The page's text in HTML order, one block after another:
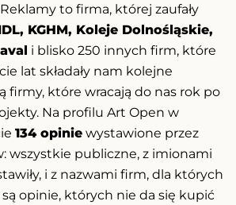
to firma, której zaufały
KGHM, Koleje Dolnośląskie,
i blisko 250 innych firm, które
lat składały nam kolejne
firmy, które wracają do nas rok po
Na profilu Art Open w
134 opinie wystawione przez
wszystkie publiczne, z imionami
i z nazwami firm, dla których
są opinie, których nie da się kupić